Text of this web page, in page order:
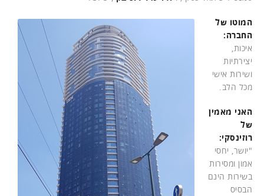
המוטו של
החברה:
איכות,
יצירתיות
ושירות אישי
מכל הלב.
האני מאמין
של
רוזינסקי:
"יושר, יחסי
אמון ומסירות
בשירות הינם
הבסיס